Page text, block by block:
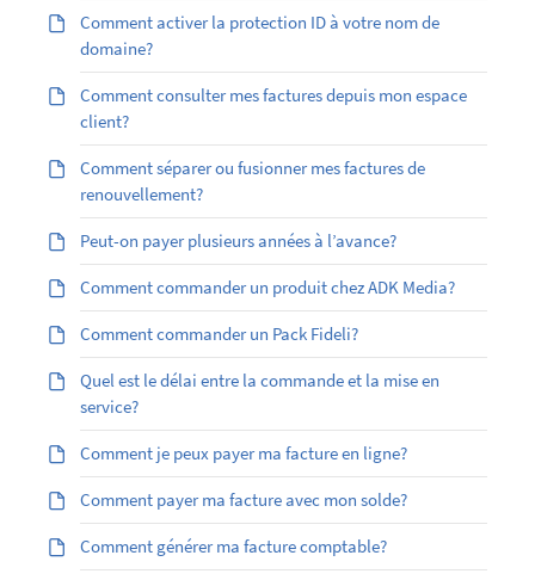
Comment activer la protection ID à votre nom de
domaine?
Comment consulter mes factures depuis mon espace
client?
Comment séparer ou fusionner mes factures de
renouvellement?
Peut-on payer plusieurs années à l’avance?
Comment commander un produit chez ADK Media?
Comment commander un Pack Fideli?
Quel est le délai entre la commande et la mise en
service?
Comment je peux payer ma facture en ligne?
Comment payer ma facture avec mon solde?
Comment générer ma facture comptable?